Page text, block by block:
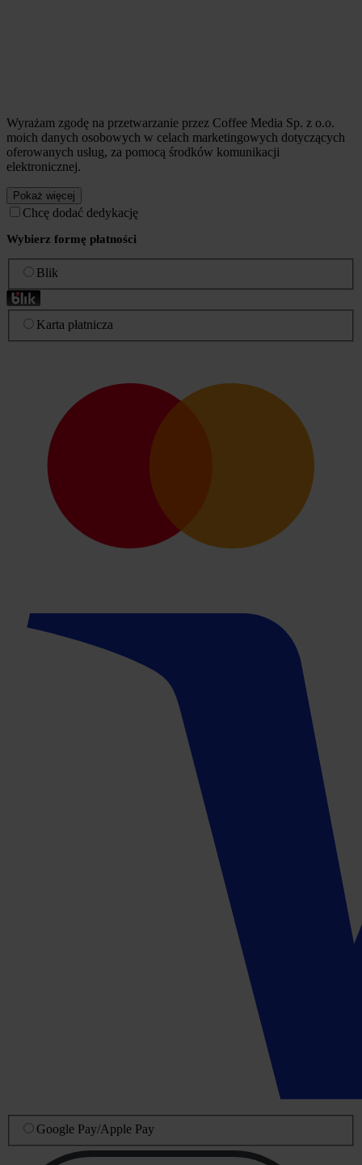
Wyrażam zgodę na przetwarzanie przez Coffee Media Sp. z o.o.
moich danych osobowych w celach marketingowych dotyczących
oferowanych usług, za pomocą środków komunikacji
elektronicznej.
Pokaż więcej
Chcę dodać dedykację
Wybierz formę płatności
Blik
Karta płatnicza
Google Pay/Apple Pay